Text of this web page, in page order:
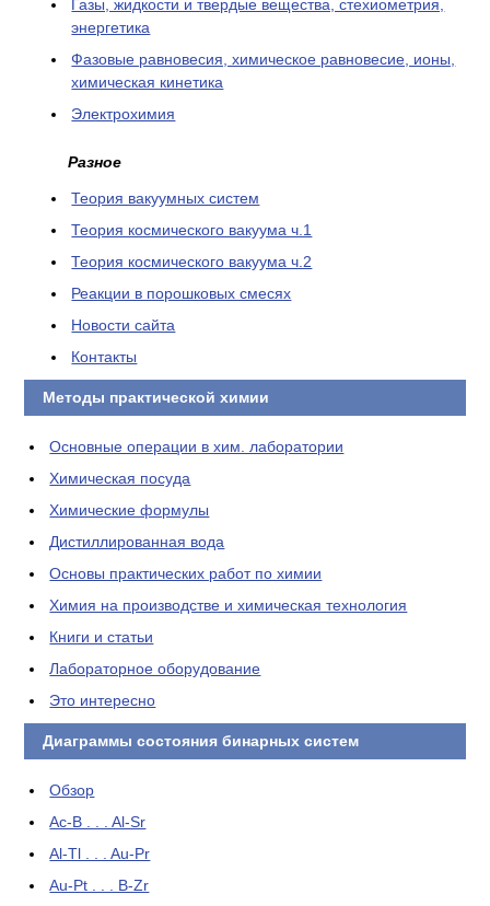
Газы, жидкости и твердые вещества, стехиометрия,
энергетика
Фазовые равновесия, химическое равновесие, ионы,
химическая кинетика
Электрохимия
Разное
Теория вакуумных систем
Теория космического вакуума ч.1
Теория космического вакуума ч.2
Реакции в порошковых смесях
Новости сайта
Контакты
Методы практической химии
Основные операции в хим. лаборатории
Химическая посуда
Химические формулы
Дистиллированная вода
Основы практических работ по химии
Химия на производстве и химическая технология
Книги и статьи
Лабораторное оборудование
Это интересно
Диаграммы состояния бинарных систем
Обзор
Ac-B . . . Al-Sr
Al-Tl . . . Au-Pr
Au-Pt . . . B-Zr